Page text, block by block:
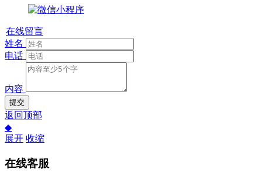
在线留言
姓名
电话
内容
提交
返回顶部
◆
展开 收缩
在线客服